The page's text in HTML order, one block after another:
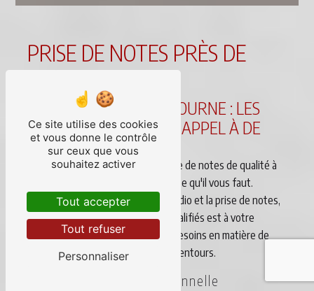
PRISE DE NOTES PRÈS DE
LIBOURNE
PRISE DE NOTES À LIBOURNE : LES
AVANTAGES DE FAIRE APPEL À DE
DICTO
Vous recherchez un service de prise de notes de qualité à
Libourne ? DE DICTO est l'entreprise qu'il vous faut.
Spécialisée dans la transcription audio et la prise de notes,
notre équipe de professionnels qualifiés est à votre
service pour répondre à tous vos besoins en matière de
retranscription à Libourne et ses alentours.
Prise de notes professionnelle
Ce site utilise des cookies
et vous donne le contrôle
sur ceux que vous
souhaitez activer
Tout accepter
Tout refuser
Personnaliser